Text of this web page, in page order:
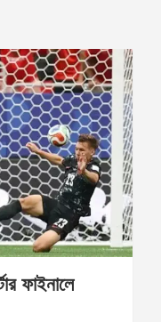
ফাইনালে